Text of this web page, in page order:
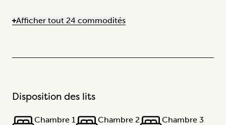
Afficher tout 24 commodités
Disposition des lits
Chambre 1 Chambre 2 Chambre 3